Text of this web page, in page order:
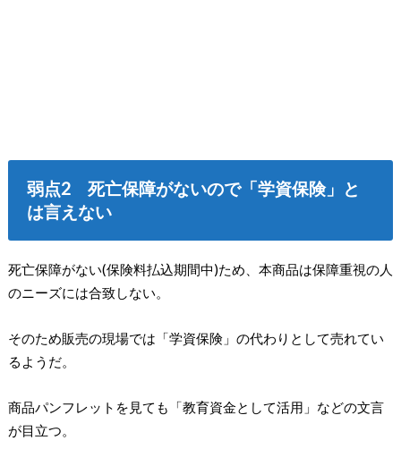
弱点2 死亡保障がないので「学資保険」と
は言えない
死亡保障がない(保険料払込期間中)ため、本商品は保障重視の人
のニーズには合致しない。
そのため販売の現場では「学資保険」の代わりとして売れてい
るようだ。
商品パンフレットを見ても「教育資金として活用」などの文言
が目立つ。